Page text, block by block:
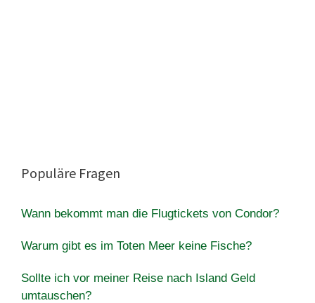
Populäre Fragen
Wann bekommt man die Flugtickets von Condor?
Warum gibt es im Toten Meer keine Fische?
Sollte ich vor meiner Reise nach Island Geld
umtauschen?